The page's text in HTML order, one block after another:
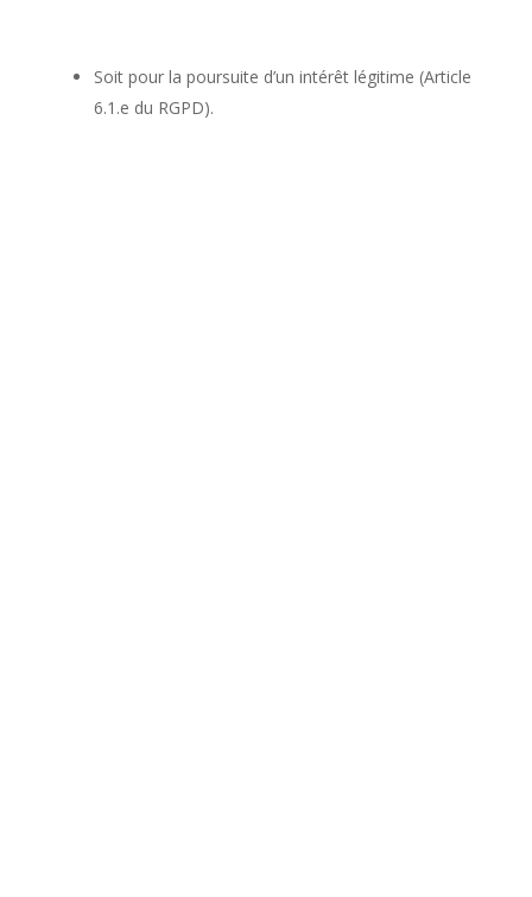
Soit pour la poursuite d’un intérêt légitime (Article
6.1.e du RGPD).